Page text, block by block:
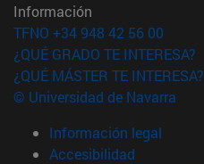
Información
TFNO +34 948 42 56 00
¿QUÉ GRADO TE INTERESA?
¿QUÉ MÁSTER TE INTERESA?
© Universidad de Navarra
Información legal
Accesibilidad